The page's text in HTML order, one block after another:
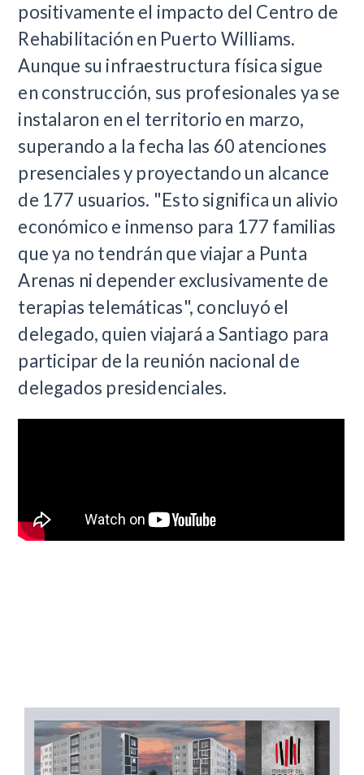
positivamente el impacto del Centro de
Rehabilitación en Puerto Williams.
Aunque su infraestructura física sigue
en construcción, sus profesionales ya se
instalaron en el territorio en marzo,
superando a la fecha las 60 atenciones
presenciales y proyectando un alcance
de 177 usuarios. "Esto significa un alivio
económico e inmenso para 177 familias
que ya no tendrán que viajar a Punta
Arenas ni depender exclusivamente de
terapias telemáticas", concluyó el
delegado, quien viajará a Santiago para
participar de la reunión nacional de
delegados presidenciales.